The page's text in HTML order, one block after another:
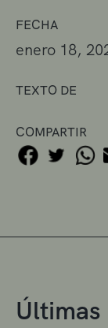
FECHA
enero 18,
TEXTO DE
COMPARTIR